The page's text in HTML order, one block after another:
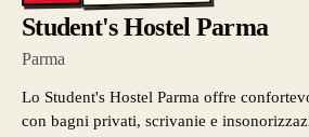
Student's Hostel Parma
Parma
Lo Student's Hostel Parma offre
con bagni privati, scrivanie e